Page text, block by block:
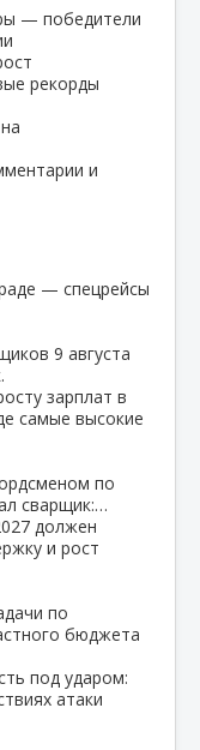
— победители
рекорды
и
— спецрейсы
9 августа
зарплат в
самые высокие
по
сварщик:…
должен
и рост
по
бюджета
под ударом:
атаки